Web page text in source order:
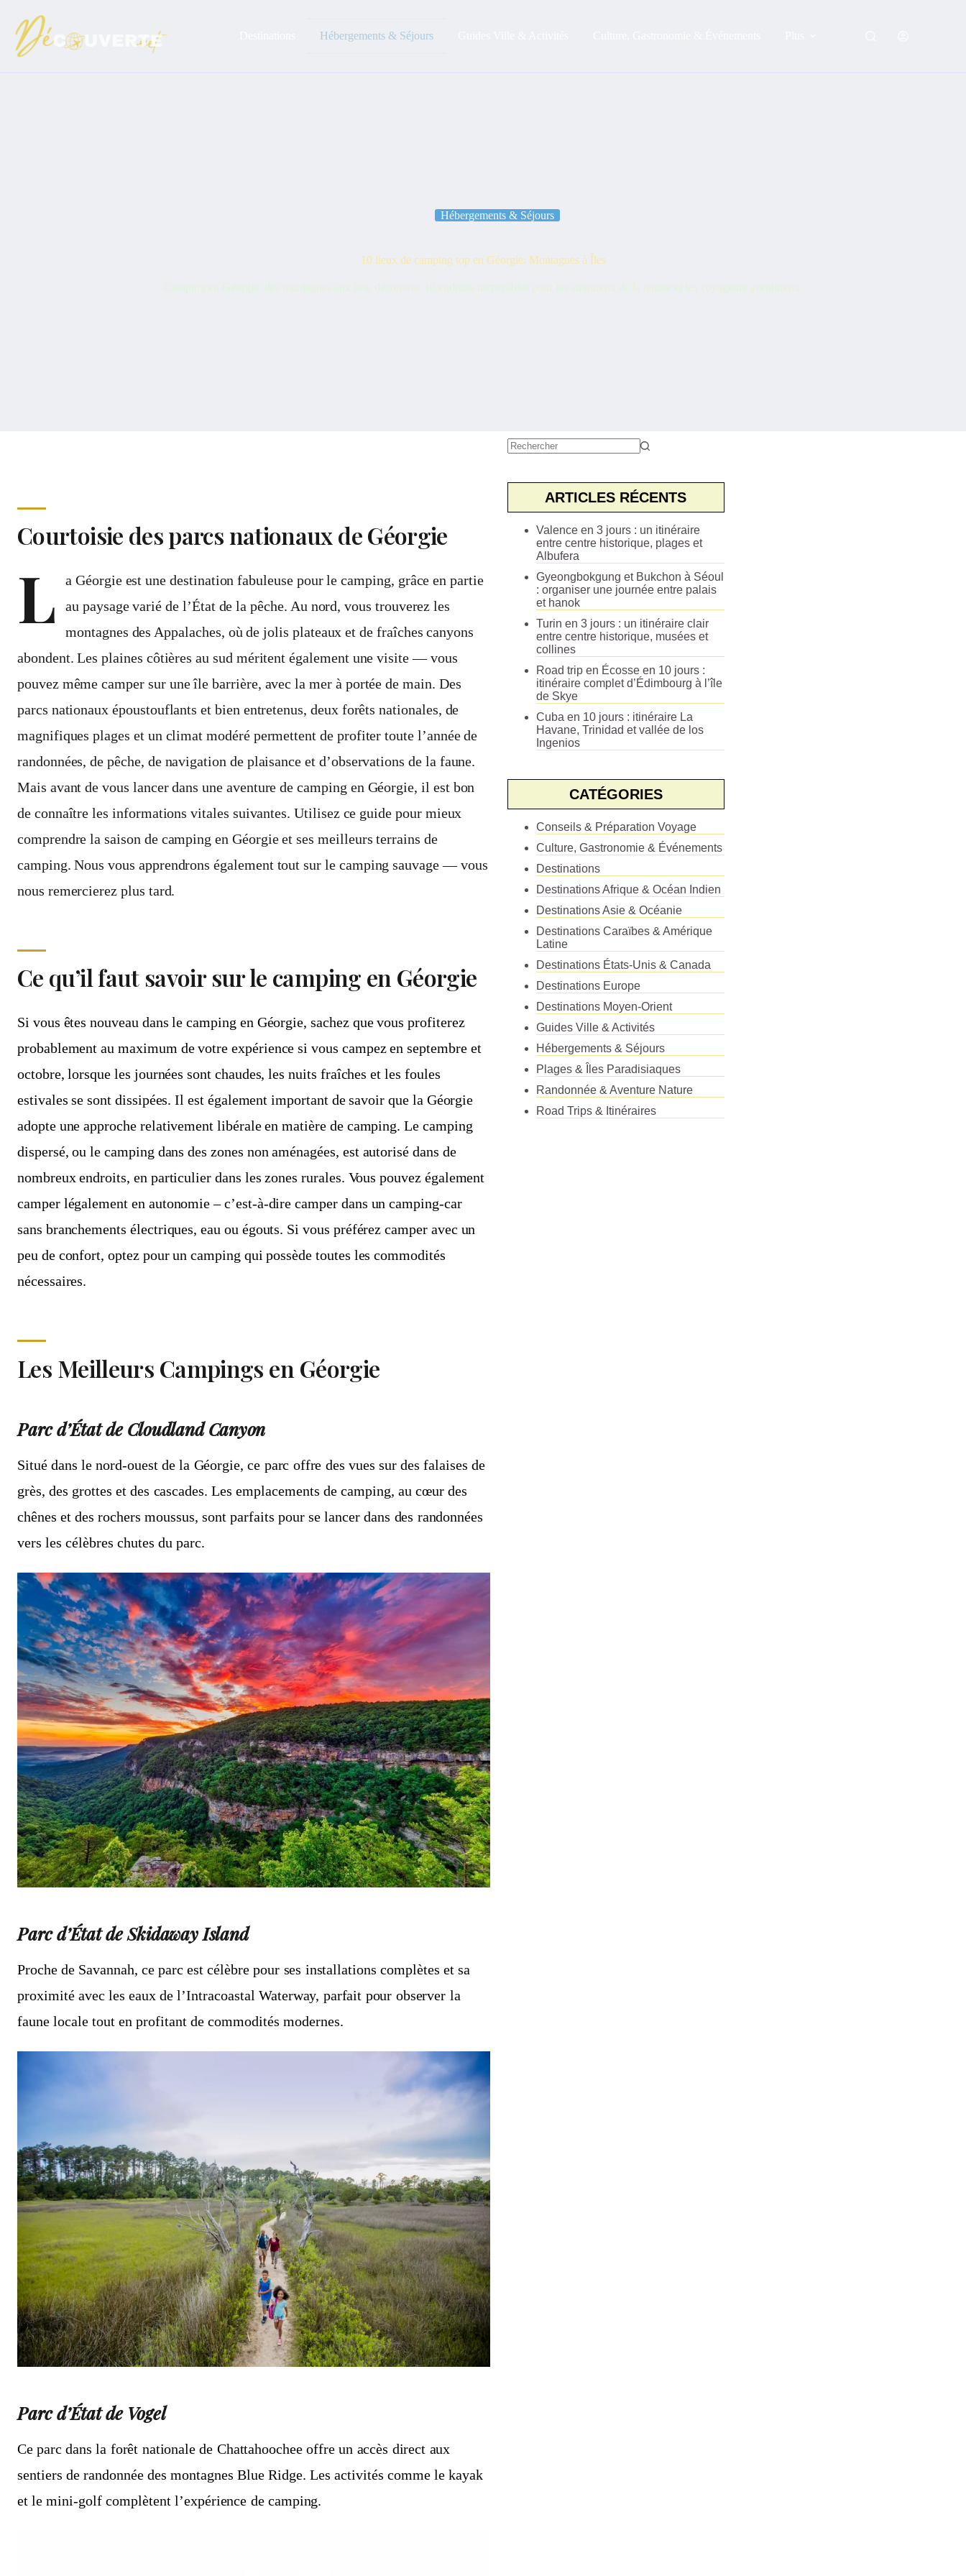
contenu
Hébergements & Séjours
Hébergements & Séjours
10 lieux de camping top en Géorgie: Montagnes à Îles
Camping en Géorgie: des montagnes aux îles, découvrez 10 endroits incroyables pour les amoureux de la nature et les voyageurs aventureux.
Courtoisie des parcs nationaux de Géorgie
L
a Géorgie est une destination fabuleuse pour le camping, grâce en partie
au paysage varié de l’État de la pêche. Au nord, vous trouverez les
montagnes des Appalaches, où de jolis plateaux et de fraîches canyons
abondent. Les plaines côtières au sud méritent également une visite — vous
pouvez même camper sur une île barrière, avec la mer à portée de main. Des
parcs nationaux époustouflants et bien entretenus, deux forêts nationales, de
magnifiques plages et un climat modéré permettent de profiter toute l’année de
randonnées, de pêche, de navigation de plaisance et d’observations de la faune.
Mais avant de vous lancer dans une aventure de camping en Géorgie, il est bon
de connaître les informations vitales suivantes. Utilisez ce guide pour mieux
comprendre la saison de camping en Géorgie et ses meilleurs terrains de
camping. Nous vous apprendrons également tout sur le camping sauvage — vous
nous remercierez plus tard.
Ce qu’il faut savoir sur le camping en Géorgie
Si vous êtes nouveau dans le camping en Géorgie, sachez que vous profiterez
probablement au maximum de votre expérience si vous campez en septembre et
octobre, lorsque les journées sont chaudes, les nuits fraîches et les foules
estivales se sont dissipées. Il est également important de savoir que la Géorgie
adopte une approche relativement libérale en matière de camping. Le camping
dispersé, ou le camping dans des zones non aménagées, est autorisé dans de
nombreux endroits, en particulier dans les zones rurales. Vous pouvez également
camper légalement en autonomie – c’est-à-dire camper dans un camping-car
sans branchements électriques, eau ou égouts. Si vous préférez camper avec un
peu de confort, optez pour un camping qui possède toutes les commodités
nécessaires.
Les Meilleurs Campings en Géorgie
Parc d’État de Cloudland Canyon
Situé dans le nord-ouest de la Géorgie, ce parc offre des vues sur des falaises de
grès, des grottes et des cascades. Les emplacements de camping, au cœur des
chênes et des rochers moussus, sont parfaits pour se lancer dans des randonnées
vers les célèbres chutes du parc.
Parc d’État de Skidaway Island
Proche de Savannah, ce parc est célèbre pour ses installations complètes et sa
proximité avec les eaux de l’Intracoastal Waterway, parfait pour observer la
faune locale tout en profitant de commodités modernes.
Parc d’État de Vogel
Ce parc dans la forêt nationale de Chattahoochee offre un accès direct aux
sentiers de randonnée des montagnes Blue Ridge. Les activités comme le kayak
et le mini-golf complètent l’expérience de camping.
ARTICLES RÉCENTS
Valence en 3 jours : un itinéraire
entre centre historique, plages et
Albufera
Gyeongbokgung et Bukchon à Séoul
: organiser une journée entre palais
et hanok
Turin en 3 jours : un itinéraire clair
entre centre historique, musées et
collines
Road trip en Écosse en 10 jours :
itinéraire complet d’Édimbourg à l’île
de Skye
Cuba en 10 jours : itinéraire La
Havane, Trinidad et vallée de los
Ingenios
CATÉGORIES
Conseils & Préparation Voyage
Culture, Gastronomie & Événements
Destinations
Destinations Afrique & Océan Indien
Destinations Asie & Océanie
Destinations Caraïbes & Amérique
Latine
Destinations États-Unis & Canada
Destinations Europe
Destinations Moyen-Orient
Guides Ville & Activités
Hébergements & Séjours
Plages & Îles Paradisiaques
Randonnée & Aventure Nature
Road Trips & Itinéraires